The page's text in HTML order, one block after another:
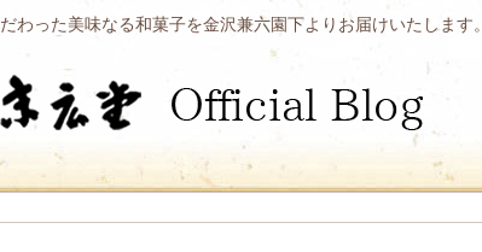
わった美味なる和菓子を金沢兼六園下よりお届けいたします。